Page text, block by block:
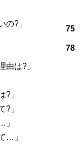
の?」
由は?」
?」
?」
」
…」
75
78